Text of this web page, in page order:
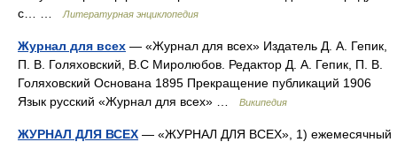
с… …
Литературная энциклопедия
Журнал для всех — «Журнал для всех» Издатель Д. А. Гепик,
П. В. Голяховский, В.С Миролюбов. Редактор Д. А. Гепик, П. В.
Голяховский Основана 1895 Прекращение публикаций 1906
Язык русский «Журнал для всех» …
Википедия
ЖУРНАЛ ДЛЯ ВСЕХ — «ЖУРНАЛ ДЛЯ ВСЕХ», 1) ежемесячный